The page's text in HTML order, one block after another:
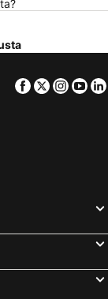
republika
Facebook
Twitter